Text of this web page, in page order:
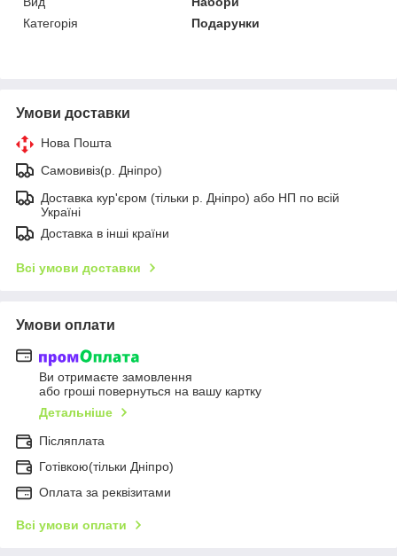
Категорія
Подарунки
Умови доставки
Нова Пошта
Самовивіз(р. Дніпро)
Доставка кур'єром (тільки р. Дніпро) або НП по всій
Україні
Доставка в інші країни
Всі умови доставки
Умови оплати
Ви отримаєте замовлення
або гроші повернуться на вашу картку
Детальніше
Післяплата
Готівкою(тільки Дніпро)
Оплата за реквізитами
Всі умови оплати